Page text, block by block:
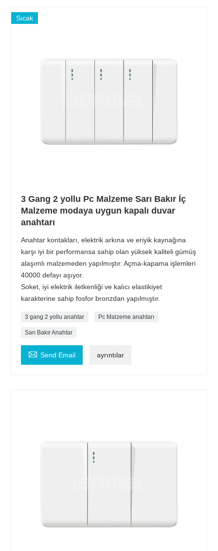
Sıcak
3 Gang 2 yollu Pc Malzeme Sarı Bakır İç
Malzeme modaya uygun kapalı duvar
anahtarı
Anahtar kontakları, elektrik arkına ve eriyik kaynağına
karşı iyi bir performansa sahip olan yüksek kaliteli gümüş
alaşımlı malzemeden yapılmıştır. Açma-kapama işlemleri
40000 defayı aşıyor.
Soket, iyi elektrik iletkenliği ve kalıcı elastikiyet
karakterine sahip fosfor bronzdan yapılmıştır.
3 gang 2 yollu anahtar Pc Malzeme anahtarı
Sarı Bakır Anahtar
 Send Email ayrıntılar